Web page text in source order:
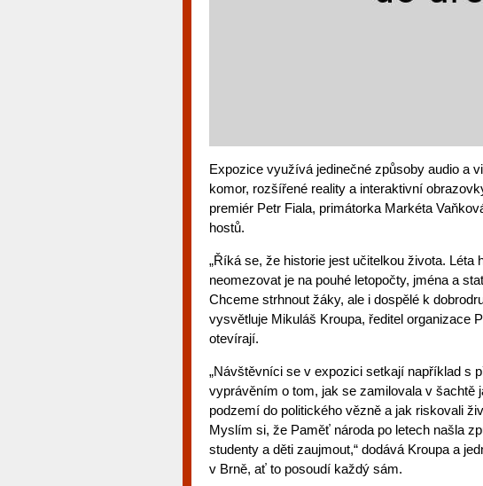
Expozice využívá jedinečné způsoby audio a
komor, rozšířené reality a interaktivní
premiér Petr Fiala, primátorka Markéta
hostů.
„Říká se, že historie jest učitelkou života. Léta
neomezovat je na pouhé letopočty, jména a
Chceme strhnout žáky, ale i dospělé k
vysvětluje Mikuláš Kroupa, ředitel organizace
otevírají.
„Návštěvníci se v expozici setkají například s
vyprávěním o tom, jak se zamilovala v šachtě
podzemí do politického vězně a jak riskovali
Myslím si, že Paměť národa po letech našla
studenty a děti zaujmout,“ dodává Kroupa a
v Brně, ať to posoudí každý sám.